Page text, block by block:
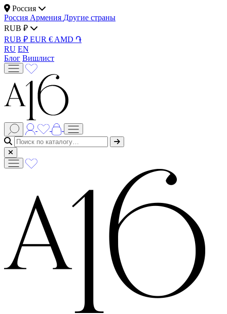
Россия
Россия Армения Другие страны
RUB ₽
RUB ₽ EUR € AMD ֏
RU EN
Блог Вишлист